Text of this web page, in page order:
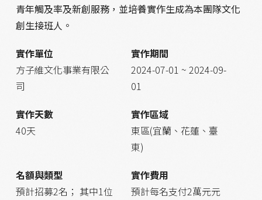
青年觸及率及新創服務，並培養實作生成為本團隊文化
創生接班人。
實作單位
方子維文化事業有限公
司
實作期間
2024-07-01 ~ 2024-09-
01
實作天數
40天
實作區域
東區(宜蘭、花蓮、臺
東)
名額與類型
預計招募2名； 其中1位
實作費用
預計每名支付2萬元元